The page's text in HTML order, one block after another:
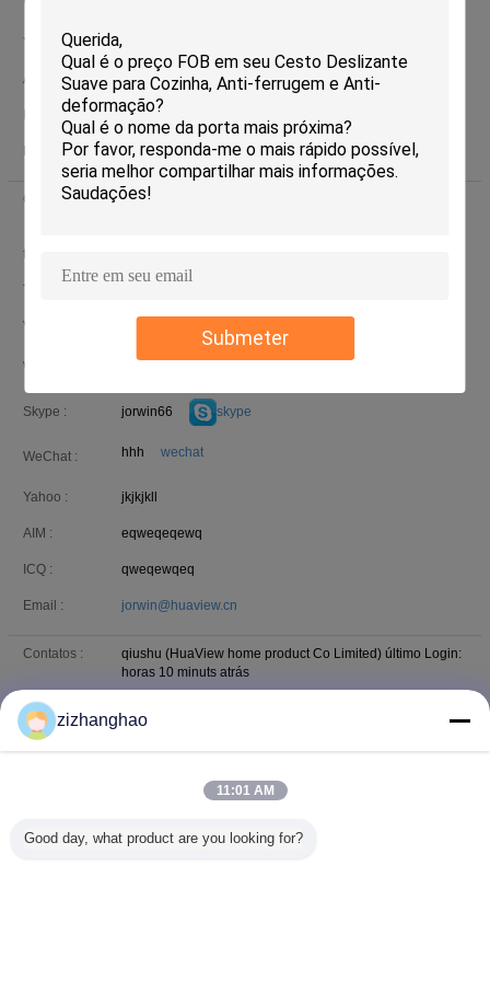
Submeter
Yahoo : 5555
AIM : dsadasda
rwrwrw
Jamestest@163.com
Contatos : Mr. Jorwin (HuaView home product Co Limited)
trabalho :
Telefone :
VIBER :
WHATSAPP :
Skype : jorwin66 skype
WeChat : hhh wechat
Yahoo : jkjkjkll
AIM : eqweqeqewq
ICQ : qweqewqeq
Email : jorwin@huaview.cn
Contatos : qiushu (HuaView home product Co Limited) último Login:
horas 10 minuts atrás
Telefone :
Email :
Paris (HuaView home product Co Limited)
Telefone : 13022912222
zizhanghao
11:01 AM
Good day, what product are you looking for?